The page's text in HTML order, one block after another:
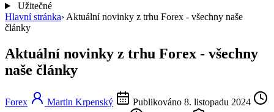
Užitečné
Hlavní stránka› Aktuální novinky z trhu Forex - všechny naše
články
Aktuální novinky z trhu Forex - všechny
naše články
Forex Martin Krpenský
Publikováno 8. listopadu 2024